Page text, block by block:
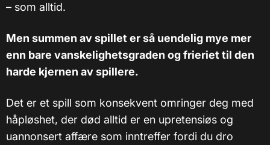
– som alltid.
Men summen av spillet er så uendelig mye mer
enn bare vanskelighetsgraden og frieriet til den
harde kjernen av spillere.
Det er et spill som konsekvent omringer deg med
håpløshet, der død alltid er en upretensiøs og
uannonsert affære som inntreffer fordi du dro